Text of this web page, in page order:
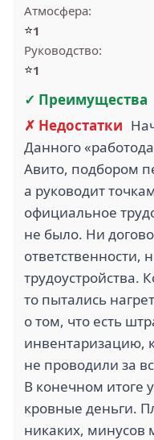
Атмосфера:
⭐1
Руководство:
⭐1
✓ Преимущества
✗ Недостатки
Данного
Авито, подбором
а руководит
официальное
не было. Ни
ответственности,
трудоустройства.
то пытались
о том, что есть
инвентаризацию,
не проводили за
В конечном итоге
кровные деньги.
никаких, минусов